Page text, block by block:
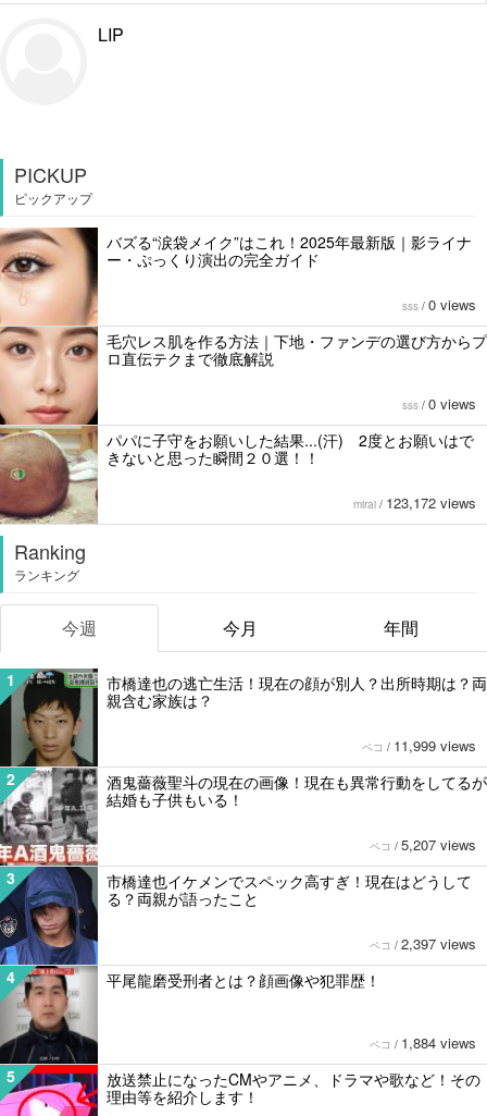
LIP
PICKUP
ピックアップ
バズる“涙袋メイク”はこれ！2025年最新版｜影ライナ
ー・ぷっくり演出の完全ガイド
sss / 0 views
毛穴レス肌を作る方法｜下地・ファンデの選び方からプ
ロ直伝テクまで徹底解説
sss / 0 views
パパに子守をお願いした結果...(汗) 2度とお願いはで
きないと思った瞬間２０選！！
mirai / 123,172 views
Ranking
ランキング
今週 今月 年間
1
市橋達也の逃亡生活！現在の顔が別人？出所時期は？両
親含む家族は？
ペコ / 11,999 views
2
酒鬼薔薇聖斗の現在の画像！現在も異常行動をしてるが
結婚も子供もいる！
ペコ / 5,207 views
3
市橋達也イケメンでスペック高すぎ！現在はどうして
る？両親が語ったこと
ペコ / 2,397 views
4 平尾龍磨受刑者とは？顔画像や犯罪歴！
ペコ / 1,884 views
5
放送禁止になったCMやアニメ、ドラマや歌など！その
理由等を紹介します！